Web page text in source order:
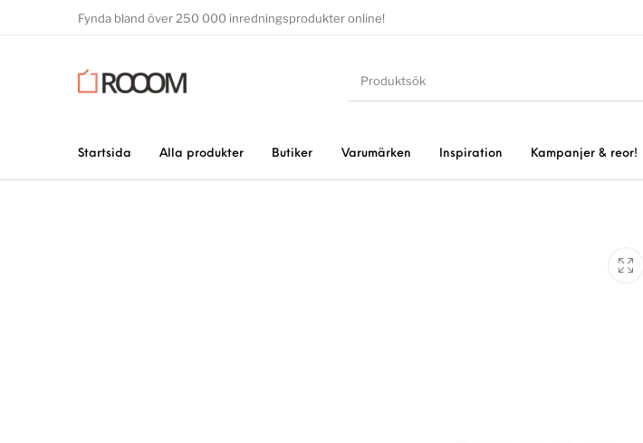
Fynda bland över 250 000 inredningsprodukter online!
Startsida Alla produkter Butiker Varumärken Inspiration Kampanjer & reor!